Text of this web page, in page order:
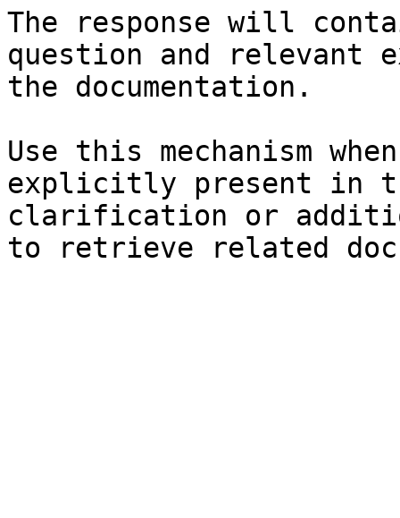
The response will
question and relevant
the documentation.
Use this mechanism
explicitly present in
clarification or